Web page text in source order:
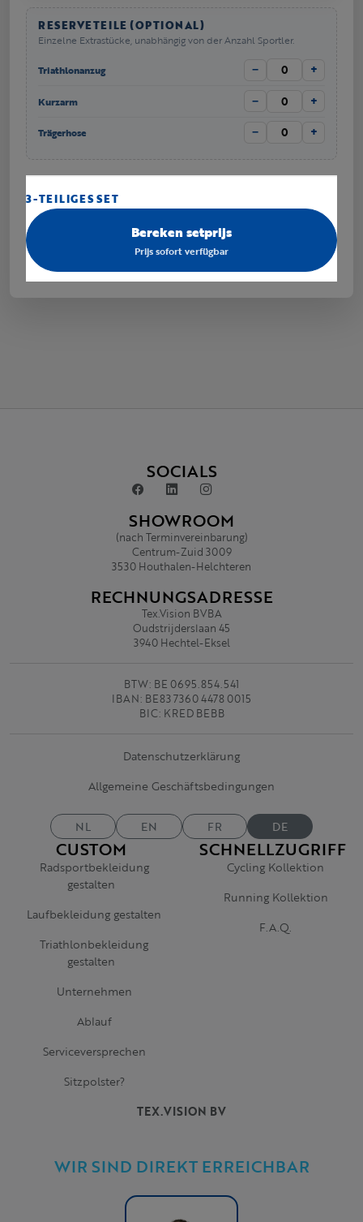
RESERVETEILE (OPTIONAL)
Einzelne Extrastücke, unabhängig von der Anzahl Sportler.
Triathlonanzug − +
Kurzarm − +
Trägerhose − +
3-TEILIGES SET
Bereken setprijs
Prijs sofort verfügbar
TEX.VISION BV
WIR SIND DIREKT ERREICHBAR
CUSTOM
Radsportbekleidung
gestalten
Laufbekleidung gestalten
Triathlonbekleidung
gestalten
Unternehmen
Ablauf
Serviceversprechen
Sitzpolster?
SCHNELLZUGRIFF
Cycling Kollektion
Running Kollektion
F.A.Q.
SOCIALS
SHOWROOM
(nach Terminvereinbarung)
Centrum-Zuid 3009
3530 Houthalen-Helchteren
RECHNUNGSADRESSE
Tex.Vision BVBA
Oudstrijderslaan 45
3940 Hechtel-Eksel
BTW: BE 0695.854.541
IBAN: BE83 7360 4478 0015
BIC: KRED BEBB
Datenschutzerklärung
Allgemeine Geschäftsbedingungen
NL EN FR DE